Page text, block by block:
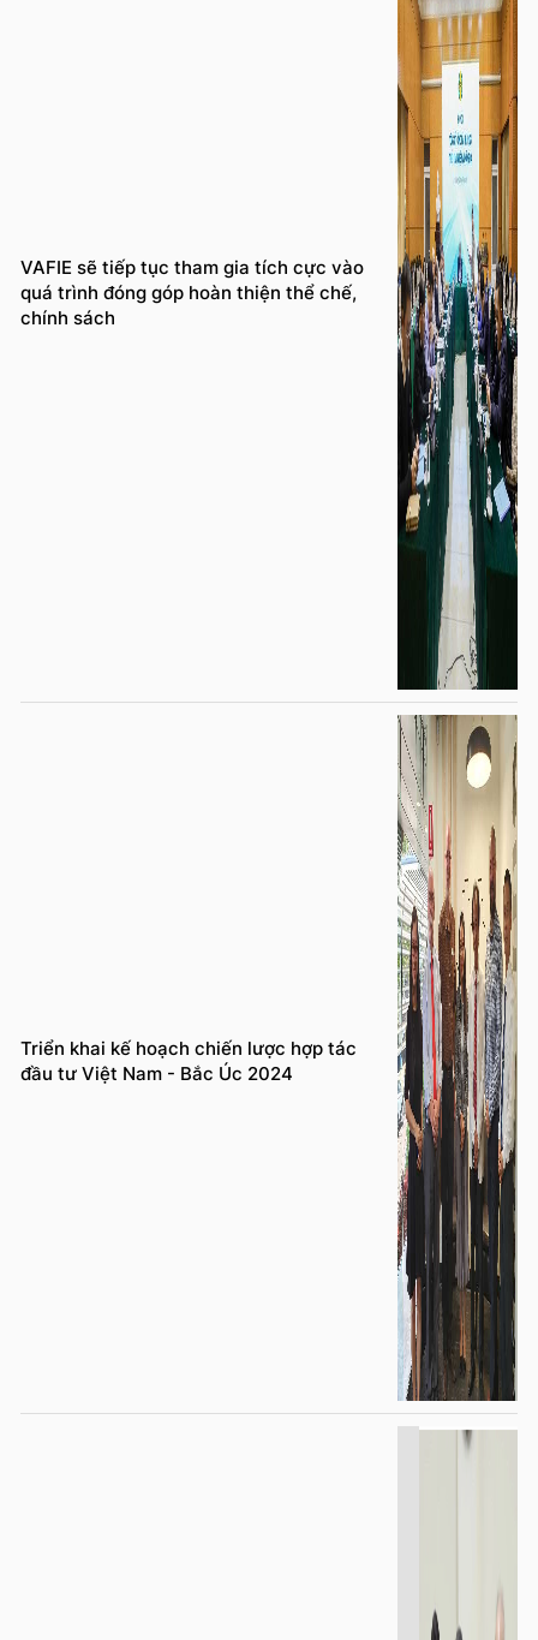
VAFIE sẽ tiếp tục tham gia tích cực vào
quá trình đóng góp hoàn thiện thể chế,
chính sách
Triển khai kế hoạch chiến lược hợp tác
đầu tư Việt Nam - Bắc Úc 2024